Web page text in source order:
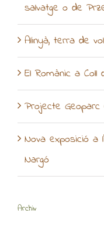
salvatge o de
Alinyà, terra de
El Romànic a
Projecte
Nova exposició a
Nargó
Archiv